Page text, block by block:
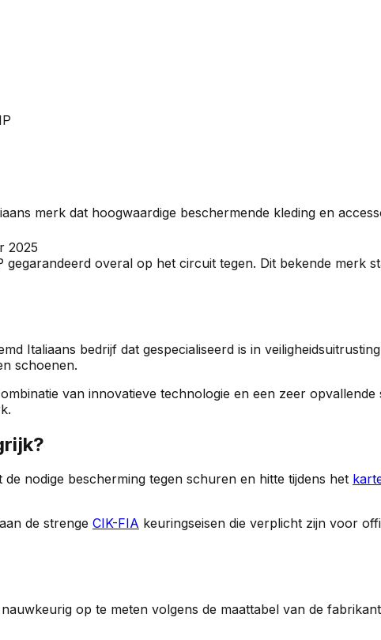
merk dat hoogwaardige beschermende kleding en
2025
gegarandeerd overal op het circuit tegen. Dit bekende merk
Italiaans bedrijf dat gespecialiseerd is in
schoenen.
van innovatieve technologie en een zeer
nodige bescherming tegen schuren en hitte tijdens het
de strenge CIK-FIA keuringseisen die verplicht zijn voor
op te meten volgens de maattabel van de